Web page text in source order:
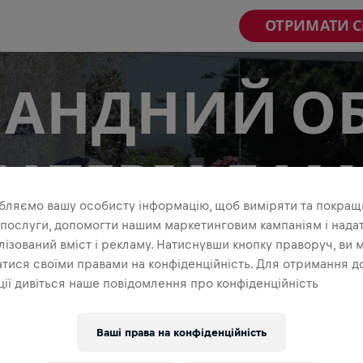
ОТРИМАТИ
свою команду! Запалюй свої соціальні мережі
відео та поясненнями про Wings for Life World Run.
ділися!
вашу особисту інформацію, щоб виміряти та
допомогти нашим маркетинговим кампаніям і
вміст і рекламу. Натиснувши кнопку праворуч, ви
своїми правами на конфіденційність. Для отримання
дивіться наше повідомлення про конфіденційність
Ваші права на конфіденційність